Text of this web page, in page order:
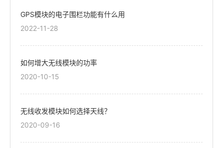
GPS模块的电子围栏功能有什么用
2022-11-28
如何增大无线模块的功率
2020-10-15
无线收发模块如何选择天线？
2020-09-16